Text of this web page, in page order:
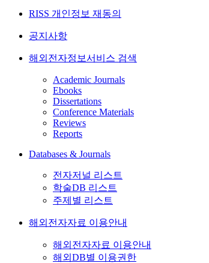
RISS 개인정보 재동의
공지사항
해외전자정보서비스 검색
Academic Journals
Ebooks
Dissertations
Conference Materials
Reviews
Reports
Databases & Journals
전자저널 리스트
학술DB 리스트
주제별 리스트
해외전자자료 이용안내
해외전자자료 이용안내
해외DB별 이용권한